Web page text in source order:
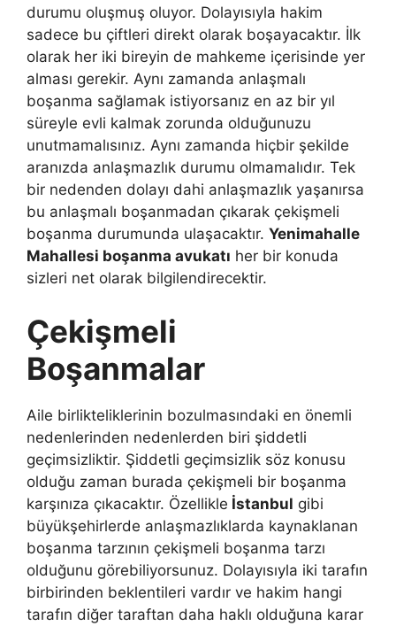
durumu oluşmuş oluyor. Dolayısıyla hakim
sadece bu çiftleri direkt olarak boşayacaktır. İlk
olarak her iki bireyin de mahkeme içerisinde yer
alması gerekir. Aynı zamanda anlaşmalı
boşanma sağlamak istiyorsanız en az bir yıl
süreyle evli kalmak zorunda olduğunuzu
unutmamalısınız. Aynı zamanda hiçbir şekilde
aranızda anlaşmazlık durumu olmamalıdır. Tek
bir nedenden dolayı dahi anlaşmazlık yaşanırsa
bu anlaşmalı boşanmadan çıkarak çekişmeli
boşanma durumunda ulaşacaktır. Yenimahalle
Mahallesi boşanma avukatı her bir konuda
sizleri net olarak bilgilendirecektir.
Çekişmeli
Boşanmalar
Aile birlikteliklerinin bozulmasındaki en önemli
nedenlerinden nedenlerden biri şiddetli
geçimsizliktir. Şiddetli geçimsizlik söz konusu
olduğu zaman burada çekişmeli bir boşanma
karşınıza çıkacaktır. Özellikle İstanbul gibi
büyükşehirlerde anlaşmazlıklarda kaynaklanan
boşanma tarzının çekişmeli boşanma tarzı
olduğunu görebiliyorsunuz. Dolayısıyla iki tarafın
birbirinden beklentileri vardır ve hakim hangi
tarafın diğer taraftan daha haklı olduğuna karar